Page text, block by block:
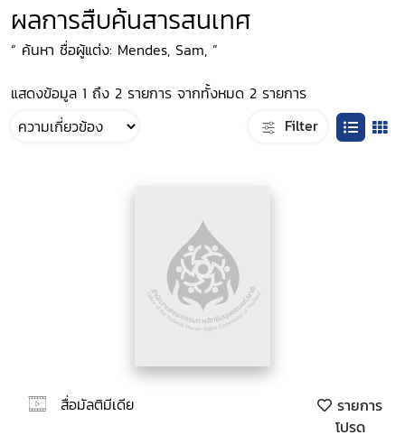
ผลการสืบค้นสารสนเทศ
“ ค้นหา ชื่อผู้แต่ง: Mendes, Sam, ”
แสดงข้อมูล 1 ถึง 2 รายการ จากทั้งหมด 2 รายการ
Filter
สื่อมัลติมีเดีย
รายการ
โปรด